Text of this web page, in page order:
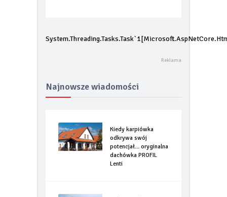
Najnowsze wiadomości
Kiedy karpiówka
odkrywa swój
potencjał… oryginalna
dachówka PROFIL
Lenti